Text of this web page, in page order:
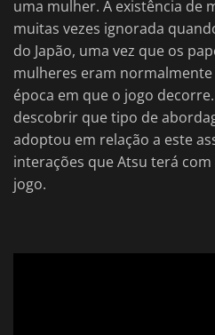
uma mulher. A existência de
muitas vezes ignorada
do Japão, uma vez que os
mulheres eram
época em que o jogo
descobrir que tipo de
adoptou em relação a este
interações que Atsu terá
jogo.